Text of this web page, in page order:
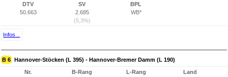
DTV
50.663
SV
2.685
(5,3%)
BPL
WB*
Infos...
B 6 Hannover-Stöcken (L 395) - Hannover-Bremer Damm (L 190)
Nr. B-Rang L-Rang Land